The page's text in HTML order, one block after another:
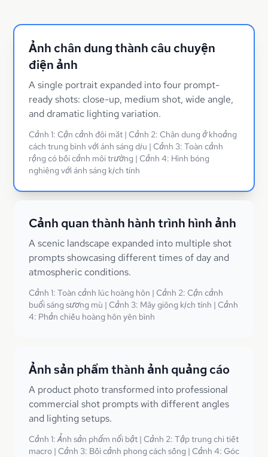
Ảnh chân dung thành câu chuyện
điện ảnh
A single portrait expanded into four prompt-
ready shots: close-up, medium shot, wide angle,
and dramatic lighting variation.
Cảnh 1: Cận cảnh đôi mắt | Cảnh 2: Chân dung ở khoảng
cách trung bình với ánh sáng dịu | Cảnh 3: Toàn cảnh
rộng có bối cảnh môi trường | Cảnh 4: Hình bóng
nghiêng với ánh sáng kịch tính
Cảnh quan thành hành trình hình ảnh
A scenic landscape expanded into multiple shot
prompts showcasing different times of day and
atmospheric conditions.
Cảnh 1: Toàn cảnh lúc hoàng hôn | Cảnh 2: Cận cảnh
buổi sáng sương mù | Cảnh 3: Mây giông kịch tính | Cảnh
4: Phản chiếu hoàng hôn yên bình
Ảnh sản phẩm thành ảnh quảng cáo
A product photo transformed into professional
commercial shot prompts with different angles
and lighting setups.
Cảnh 1: Ảnh sản phẩm nổi bật | Cảnh 2: Tập trung chi tiết
macro | Cảnh 3: Bối cảnh phong cách sống | Cảnh 4: Góc